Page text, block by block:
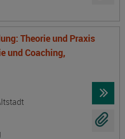
Theorie und Praxis
und Coaching,